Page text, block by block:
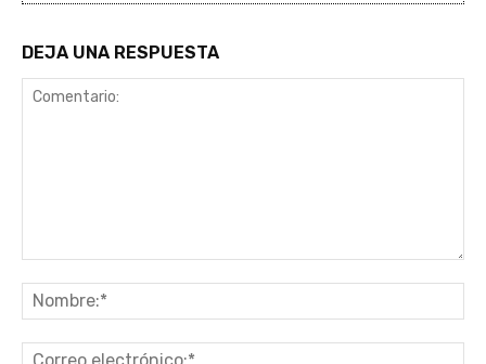
DEJA UNA RESPUESTA